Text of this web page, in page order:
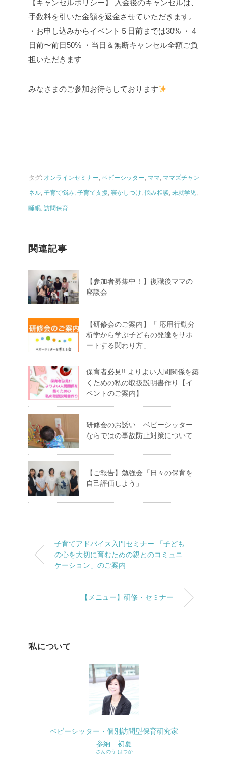
【キャンセルポリシー】
入金後のキャンセルは、
手数料を引いた金額を返金させていただきます。
・お申し込みからイベント５日前までは30% ・４
日前〜前日50% ・当日＆無断キャンセル全額ご負
担いただきます
みなさまのご参加お待ちしております
タグ: オンラインセミナー, ベビーシッター, ママ, ママズチャン
ネル, 子育て悩み, 子育て支援, 寝かしつけ,悩み相談, 未就学児,
睡眠, 訪問保育
関連記事
【参加者募集中！】復職後ママの
座談会
【研修会のご案内】「 応用行動分
析学から学ぶ子どもの発達をサポ
ートする関わり方」
保育者必見!! よりよい人間関係を築
くための私の取扱説明書作り【イ
ベントのご案内】
研修会のお誘い ベビーシッター
ならではの事故防止対策について
【ご報告】勉強会「日々の保育を
自己評価しよう」
子育てアドバイス入門セミナー 「子ども
の心を大切に育むための親とのコミュニ
ケーション」のご案内
【メニュー】研修・セミナー
私について
ベビーシッター・個別訪問型保育研究家
参納 初夏
さんのう はつか